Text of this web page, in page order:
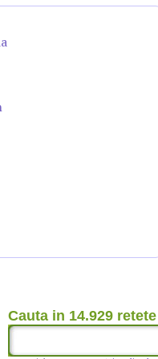
Cauta in 14.929 retete